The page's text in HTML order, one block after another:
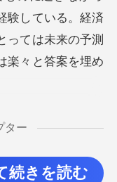
験している。経済
っては
た。自分の学
ター
続きを読む